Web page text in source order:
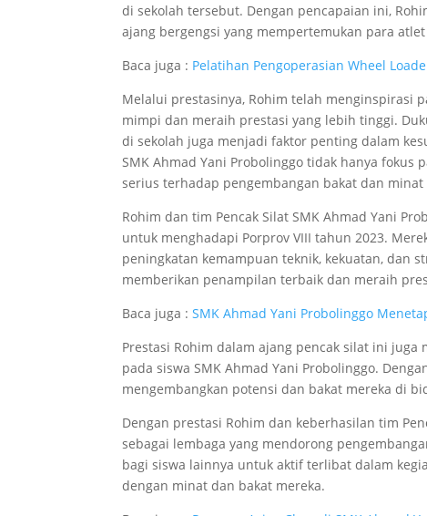
di sekolah tersebut. Dengan pencapaian ini,
ajang bergengsi yang mempertemukan para
Baca juga : Pelatihan Pengoperasian Wheel
Melalui prestasinya, Rohim telah menginspirasi
mimpi dan meraih prestasi yang lebih tinggi.
di sekolah juga menjadi faktor penting dalam
SMK Ahmad Yani Probolinggo tidak hanya
serius terhadap pengembangan bakat dan
Rohim dan tim Pencak Silat SMK Ahmad Yani
untuk menghadapi Porprov VIII tahun 2023.
peningkatan kemampuan teknik, kekuatan, dan
memberikan penampilan terbaik dan meraih
Baca juga :SMK Ahmad Yani Probolinggo
Prestasi Rohim dalam ajang pencak silat ini
pada siswa SMK Ahmad Yani Probolinggo.
mengembangkan potensi dan bakat mereka di
Dengan prestasi Rohim dan keberhasilan tim
sebagai lembaga yang mendorong
bagi siswa lainnya untuk aktif terlibat dalam
dengan minat dan bakat mereka.